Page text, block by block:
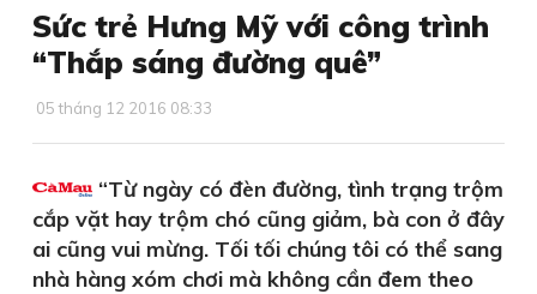
Sức trẻ Hưng Mỹ với công trình
“Thắp sáng đường quê”
05 tháng 12 2016 08:33
“Từ ngày có đèn đường, tình trạng trộm
cắp vặt hay trộm chó cũng giảm, bà con ở đây
ai cũng vui mừng. Tối tối chúng tôi có thể sang
nhà hàng xóm chơi mà không cần đem theo